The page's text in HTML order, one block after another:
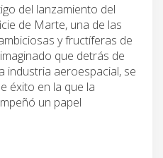
del lanzamiento del
de Marte, una de las
y fructíferas de
que detrás de
industria aeroespacial, se
éxito en la que la
un papel